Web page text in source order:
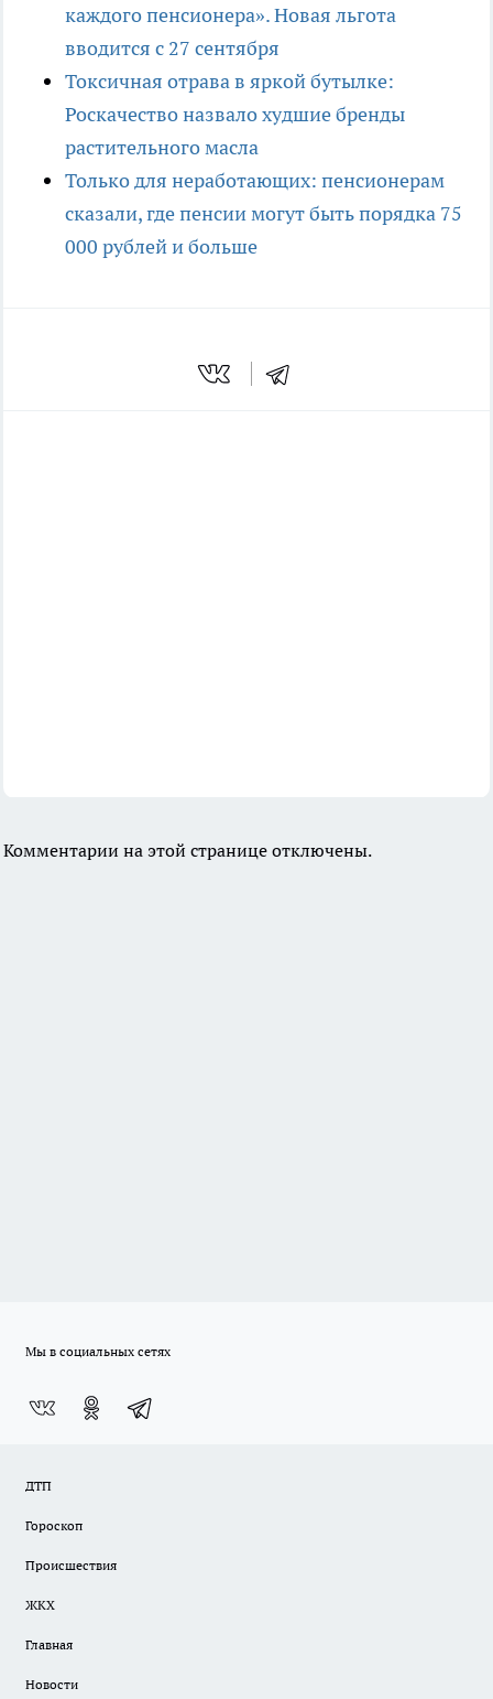
каждого пенсионера». Новая льгота
вводится с 27 сентября
Токсичная отрава в яркой бутылке:
Роскачество назвало худшие бренды
растительного масла
Только для неработающих: пенсионерам
сказали, где пенсии могут быть порядка 75
000 рублей и больше
Комментарии на этой странице отключены.
Мы в социальных сетях
ДТП
Гороскоп
Происшествия
ЖКХ
Главная
Новости